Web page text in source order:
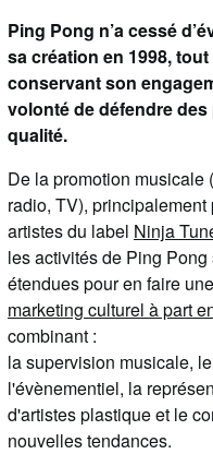
Ping Pong n’a cessé
sa création en 1998, tout
conservant son
volonté de défendre
qualité.
De la promotion musicale
radio, TV), principalement
artistes du label Ninja
les activités de Ping Pong
étendues pour en faire
marketing culturel à part
combinant :
la supervision musicale,
l'évènementiel, la
d'artistes plastique et le
nouvelles tendances.